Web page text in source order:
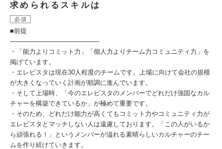
求められるスキルは
必須
■前提
────────────────────
・「能力よりコミット力」「個人力よりチーム力コミュニティ力」を
掲げています。
・エレビスタは現在30人程度のチームです。上場に向けて会社の規模
が大きくなっていく計画が順調に進んでいます。
・そして上場時、「今のエレビスタのメンバーでどれだけ強固なカル
チャーを構築できているか」が極めて重要です。
・そのため、どれだけ能力が高くてもコミット力やコミュニティ力が
エレビスタとマッチしない人は遠慮しております。「この人がいるか
ら頑張れる！」というメンバーが溢れる素晴らしいカルチャーのチー
ムを作り続けていきます。